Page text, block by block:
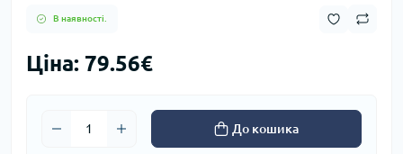
В наявності.
Ціна: 79.56€
До кошика